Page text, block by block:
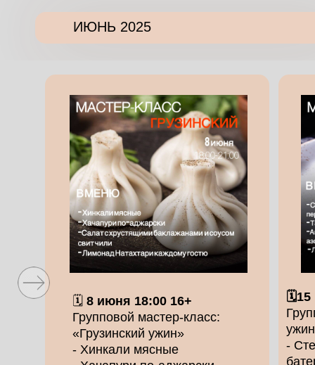
ИЮНЬ 2025
Расписание
мастер классов
🗓️15
-
🗓️ 8 июня 18:00 16+
Групповой мастер-класс:
«Грузинский ужин»
- Хинкали мясные